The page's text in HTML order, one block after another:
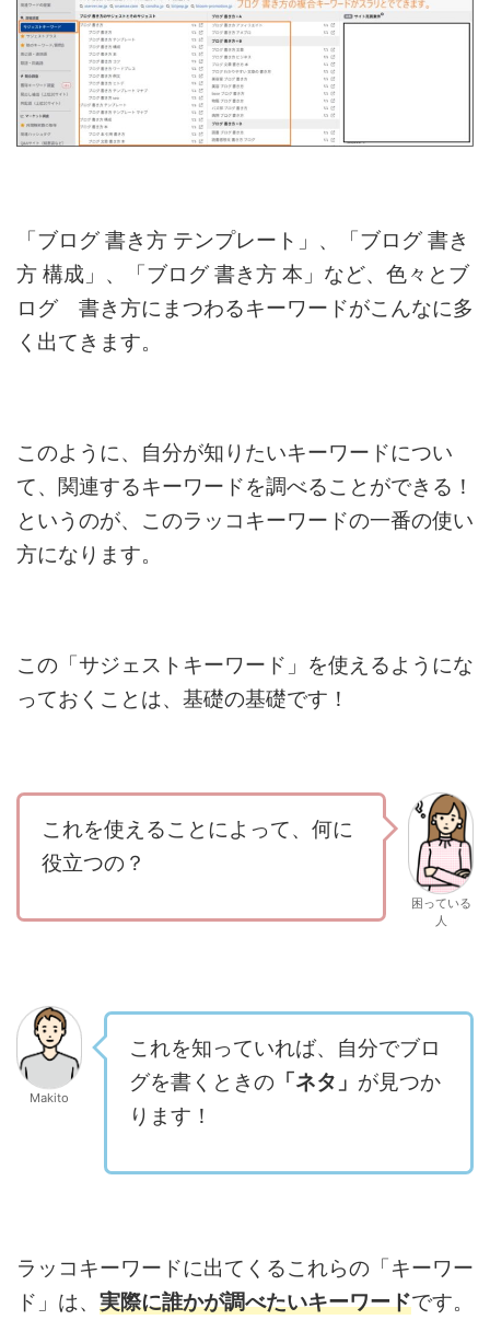
「ブログ 書き方 テンプレート」、「ブログ 書き
方 構成」、「ブログ 書き方 本」など、 色々とブ
ログ 書き方にまつわるキーワードがこんなに多
く出てきます。
このように、自分が知りたいキーワードについ
て、関連するキーワードを調べることができる！
というのが、このラッコキーワードの一番の使い
方になります。
この「サジェストキーワード」を使えるようにな
っておくことは、基礎の基礎です！
これを使えることによって、何に
役立つの？
困っている
人
Makito
これを知っていれば、自分でブロ
グを書くときの 「ネタ」 が見つか
ります！
ラッコキーワードに出てくるこれらの「キーワー
ド」は、 実際に誰かが調べたいキーワードです。